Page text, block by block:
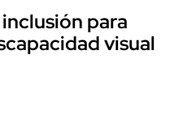
para
visual